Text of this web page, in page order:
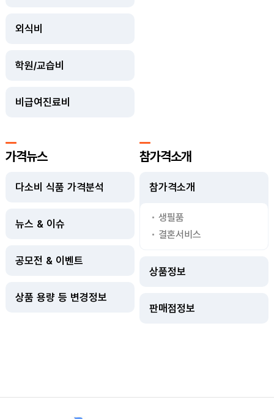
외식비
학원/교습비
비급여진료비
가격뉴스
다소비 식품 가격분석
뉴스 & 이슈
공모전 & 이벤트
상품 용량 등 변경정보
참가격소개
참가격소개
생필품
결혼서비스
상품정보
판매점정보